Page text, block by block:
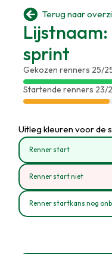
 Terug naar
Lijstnaam:
sprint
Gekozen renners 25/
Startende renners 23/
Uitleg kleuren voor de
Renner start
Renner start niet
Renner startkans nog